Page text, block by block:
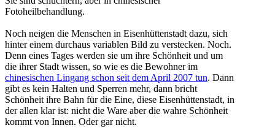
Fotoheilbehandlung.
Noch neigen die Menschen in Eisenhüttenstadt dazu, sich
hinter einem durchaus variablen Bild zu verstecken. Noch.
Denn eines Tages werden sie um ihre Schönheit und um
die ihrer Stadt wissen, so wie es die Bewohner im
chinesischen Lingang schon seit dem April 2007 tun. Dann
gibt es kein Halten und Sperren mehr, dann bricht
Schönheit ihre Bahn für die Eine, diese Eisenhüttenstadt, in
der allen klar ist: nicht die Ware aber die wahre Schönheit
kommt von Innen. Oder gar nicht.